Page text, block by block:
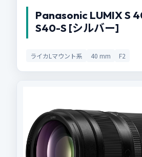
Panasonic LUMIX S
S40-S [シルバー]
ライカLマウント系 40 mm F2